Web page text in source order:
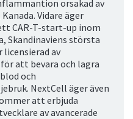
orsakad av
Vidare äger
CAR-T-start-up inom
Skandinaviens största
av
att bevara och lagra
och
NextCell äger även
att erbjuda
av avancerade